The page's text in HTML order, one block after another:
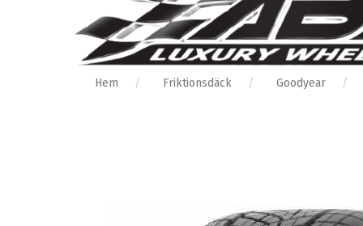
Hem Friktionsdäck Goodyear